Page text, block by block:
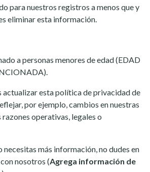
para nuestros registros a menos que y
eliminar esta información.
a personas menores de edad (EDAD
actualizar esta política de privacidad de
por ejemplo, cambios en nuestras
operativas, legales o
necesitas más información, no dudes en
nosotros (Agrega información de